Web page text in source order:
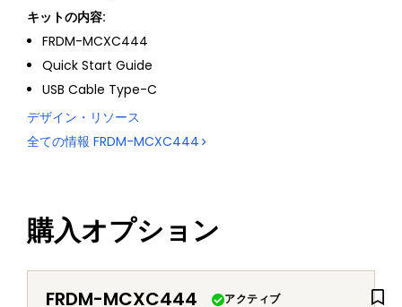
キットの内容:
FRDM-MCXC444
Quick Start Guide
USB Cable Type-C
デザイン・リソース
全ての情報 FRDM-MCXC444
購入オプション
FRDM-MCXC444 アクティブ